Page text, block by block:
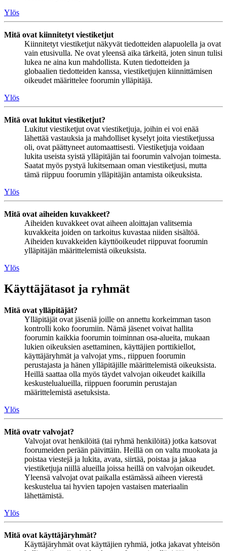
Ylös
Mitä ovat kiinnitetyt viestiketjut
Kiinnitetyt viestiketjut näkyvät tiedotteiden alapuolella ja ovat
vain etusivulla. Ne ovat yleensä aika tärkeitä, joten sinun tulisi
lukea ne aina kun mahdollista. Kuten tiedotteiden ja
globaalien tiedotteiden kanssa, viestiketjujen kiinnittämisen
oikeudet määrittelee foorumin ylläpitäjä.
Ylös
Mitä ovat lukitut viestiketjut?
Lukitut viestiketjut ovat viestiketjuja, joihin ei voi enää
lähettää vastauksia ja mahdolliset kyselyt joita viestiketjussa
oli, ovat päättyneet automaattisesti. Viestiketjuja voidaan
lukita useista syistä ylläpitäjän tai foorumin valvojan toimesta.
Saatat myös pystyä lukitsemaan oman viestiketjusi, mutta
tämä riippuu foorumin ylläpitäjän antamista oikeuksista.
Ylös
Mitä ovat aiheiden kuvakkeet?
Aiheiden kuvakkeet ovat aiheen aloittajan valitsemia
kuvakkeita joiden on tarkoitus kuvastaa niiden sisältöä.
Aiheiden kuvakkeiden käyttöoikeudet riippuvat foorumin
ylläpitäjän määrittelemistä oikeuksista.
Ylös
Käyttäjätasot ja ryhmät
Mitä ovat ylläpitäjät?
Ylläpitäjät ovat jäseniä joille on annettu korkeimman tason
kontrolli koko foorumiin. Nämä jäsenet voivat hallita
foorumin kaikkia foorumin toiminnan osa-alueita, mukaan
lukien oikeuksien asettaminen, käyttäjien porttikiellot,
käyttäjäryhmät ja valvojat yms., riippuen foorumin
perustajasta ja hänen ylläpitäjille määrittelemistä oikeuksista.
Heillä saattaa olla myös täydet valvojan oikeudet kaikilla
keskustelualueilla, riippuen foorumin perustajan
määrittelemistä asetuksista.
Ylös
Mitä ovatr valvojat?
Valvojat ovat henkilöitä (tai ryhmä henkilöitä) jotka katsovat
foorumeiden perään päivittäin. Heillä on on valta muokata ja
poistaa viestejä ja lukita, avata, siirtää, poistaa ja jakaa
viestiketjuja niillä alueilla joissa heillä on valvojan oikeudet.
Yleensä valvojat ovat paikalla estämässä aiheen vierestä
keskustelua tai hyvien tapojen vastaisen materiaalin
lähettämistä.
Ylös
Mitä ovat käyttäjäryhmät?
Käyttäjäryhmät ovat käyttäjien ryhmiä, jotka jakavat yhteisön